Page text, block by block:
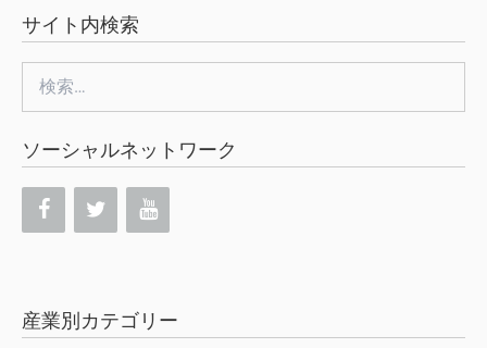
サイト内検索
索:
ソーシャルネットワーク
産業別カテゴリー